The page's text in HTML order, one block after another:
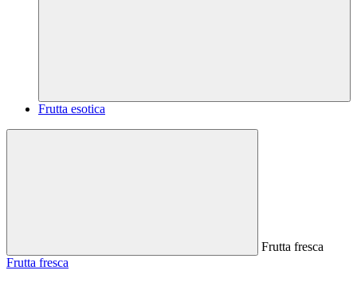
Frutta esotica
Frutta fresca
Frutta fresca